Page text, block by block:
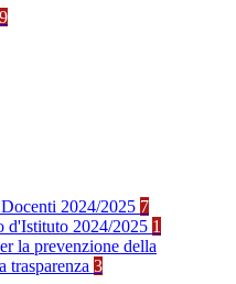
2024/2025 7
d'Istituto 2024/2025 1
la prevenzione della
trasparenza 3